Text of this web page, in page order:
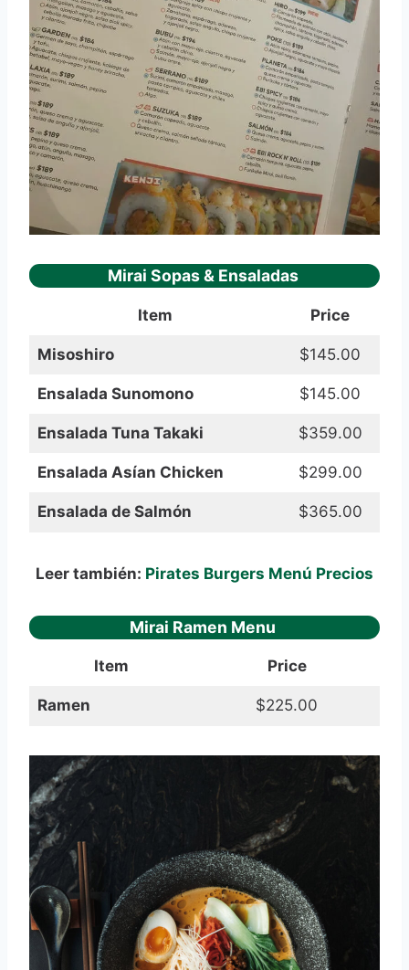
Mirai Sopas & Ensaladas
Item Price
Misoshiro $145.00
Ensalada Sunomono $145.00
Ensalada Tuna Takaki $359.00
Ensalada Asían Chicken $299.00
Ensalada de Salmón $365.00
Leer también: Pirates Burgers Menú Precios
Mirai Ramen Menu
Item Price
Ramen $225.00